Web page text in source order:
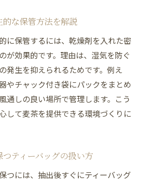
な保管方法を解説
に保管するには、乾燥剤を入れた密
が効果的です。理由は、湿気を防ぐ
発生を抑えられるためです。例え
やチャック付き袋にパックをまとめ
通しの良い場所で管理します。こう
して麦茶を提供できる環境づくりに
ティーバッグの扱い方
つには、抽出後すぐにティーバッグ